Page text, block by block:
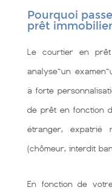
Pourquoi
prêt
Le courtier en prêt
analyse~un
à forte
de prêt en fonction
étranger, expatrié
(chômeur, interdit
En fonction de